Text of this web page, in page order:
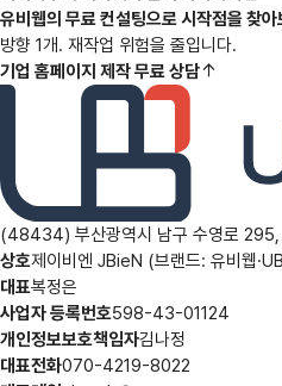
유비웹의 무료 컨설팅으로 시작점을 찾아
방향 1개. 재작업 위험을 줄입니다.
기업 홈페이지 제작 무료 상담
(48434) 부산광역시 남구 수영로
상호제이비엔 JBieN (브랜드: 유비웹
대표복정은
사업자 등록번호598-43-01124
개인정보보호책임자김나정
대표전화070-4219-8022